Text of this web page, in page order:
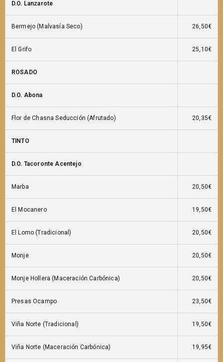
D.O. Lanzarote
Bermejo (Malvasía Seco) 26,50€
El Grifo 25,10€
ROSADO
D.O. Abona
Flor de Chasna Seducción (Afrutado) 20,35€
TINTO
D.O. Tacoronte Acentejo
Marba 20,50€
El Mocanero 19,50€
El Lomo (Tradicional) 20,50€
Monje 20,50€
Monje Hollera (Maceración Carbónica) 20,50€
Presas Ocampo 23,50€
Viña Norte (Tradicional) 19,50€
Viña Norte (Maceración Carbónica) 19,95€